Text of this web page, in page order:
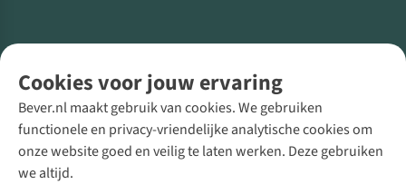
Cookies voor jouw ervaring
Bever.nl maakt gebruik van cookies. We gebruiken
functionele en privacy-vriendelijke analytische cookies om
onze website goed en veilig te laten werken. Deze gebruiken
we altijd.
Direct advies van een Buitenexpert